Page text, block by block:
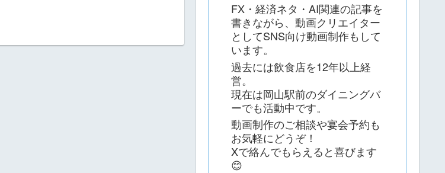
FX・経済ネタ・AI関連の記事を
書きながら、動画クリエイター
としてSNS向け動画制作もして
います。
過去には飲食店を12年以上経
営。
現在は岡山駅前のダイニングバ
ーでも活動中です。
動画制作のご相談や宴会予約も
お気軽にどうぞ！
Xで絡んでもらえると喜びます
😊